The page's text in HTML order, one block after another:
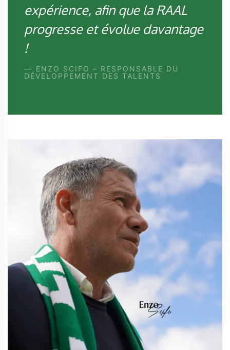
expérience, afin que la RAAL
progresse et évolue davantage
!
ENZO SCIFO – RESPONSABLE DU
DÉVELOPPEMENT DES TALENTS